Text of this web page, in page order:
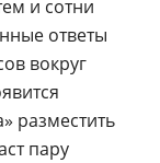
и сотни
ответы
вокруг
разместить
пару